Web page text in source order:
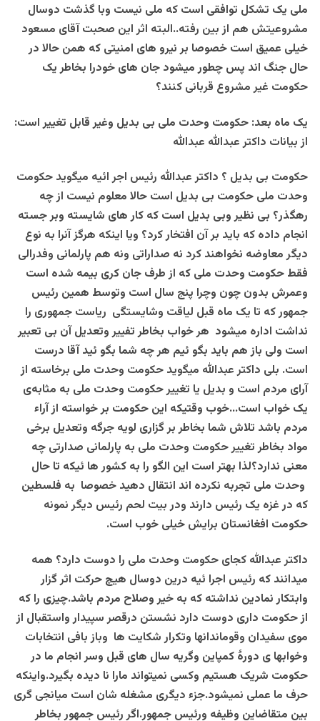
ملی یک تشکل توافقی است که ملی نیست وبا گذشت دوسال
مشروعیتش هم از بین رفته..البته اثر این صحبت آقای مسعود
خیلی عمیق است خصوصا بر نیرو های امنیتی که همن حالا در
حال جنگ اند پس چطور میشود جان های خودرا بخاطر یک
حکومت غیر مشروع قربانی کنند؟
یک ماه بعد: حکومت وحدت ملی بی بدیل وغیر قابل تغییر است:
از بیانات داکتر عبدالله عبدالله
حکومت بی بدیل ؟ داکتر عبدالله رئیس اجر ائیه میگوید حکومت
وحدت ملی حکومت بی بدیل است حالا معلوم نیست از چه
رهگذر؟ بی نظیر وبی بدیل است که کار های شایسته وبر جسته
انجام داده که باید بر آن افتخار کرد؟ ویا اینکه هرگز آنرا به نوع
دیگر معاوضه نخواهند کرد نه صداراتی ونه هم پارلمانی وفدرالی
فقط حکومت وحدت ملی که از طرف جان کری بیمه شده است
وعمرش بدون چون وچرا پنج سال است وتوسط همین رئیس
جمهور که تا یک ماه قبل لیاقت وشایستگی ریاست جمهوری را
نداشت اداره میشود هر خواب بخاطر تفییر وتعدیل آن بی تعبیر
است ولی باز هم باید بگو ئیم هر چه شما بگو ئید آقا درست
است. بلی داکتر عبدالله میگوید حکومت وحدت ملی برخاسته از
آرای مردم است و بدیل یا تغییر حکومت وحدت ملی به مثابه‌ی
یک خواب است…خوب وقتیکه این حکومت بر خواسته از آراء
مردم باشد تلاش شما بخاطر بر گزاری لویه جرگه وتعدیل برخی
مواد بخاطر تغییر حکومت وحدت ملی به پارلمانی صدارتی چه
معنی ندارد؟لذا بهتر است این الگو را به کشور ها ئیکه تا حال
وحدت ملی تجربه نکرده اند انتقال دهید خصوصا به فلسطین
که در غزه یک رئیس دارند ودر بیت لحم رئیس دیگر نمونه
حکومت افغانستان برایش خیلی خوب است.
داکتر عبدالله کجای حکومت وحدت ملی را دوست دارد؟ همه
میدانند که رئیس اجرا ئیه درین دوسال هیچ حرکت اثر گزار
وابتکار نمادین نداشته که به خیر وصلاح مردم باشد.چیزی را که
از حکومت داری دوست دارد نشستن درقصر سپیدار واستقبال از
موی سفیدان وقوماندانها وتکرار شکایت ها وباز بافی انتخابات
وخوابها ی دورۀ کمپاین وگریه سال های قبل وسر انجام ما در
حکومت شریک هستیم وکسی نمیتواند مارا نا دیده بگیرد.واینکه
حرف ما عملی نمیشود.جزء دیگری مشغله شان است میانجی گری
بین متقاضاین وظیفه ورئیس جمهور.اگر رئیس جمهور بخاطر